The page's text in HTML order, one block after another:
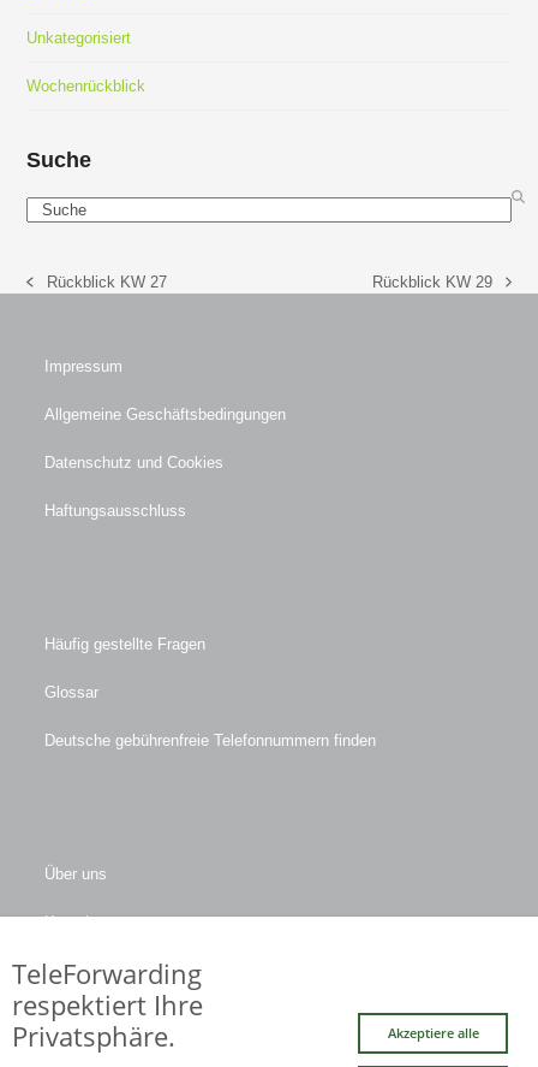
Unkategorisiert
Wochenrückblick
Suche
Search
vorheriger
Rückblick KW 27
Nächster
Rückblick KW 29
Impressum
Allgemeine Geschäftsbedingungen
Datenschutz und Cookies
Haftungsausschluss
Häufig gestellte Fragen
Glossar
Deutsche gebührenfreie Telefonnummern finden
Über uns
Kontakt
Firmendaten
TeleForwarding
respektiert Ihre
Privatsphäre.
Akzeptiere alle